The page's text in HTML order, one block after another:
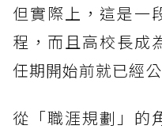
但實際上，這是一
程，而且高校長成
任期開始前就已經公
從「職涯規劃」的